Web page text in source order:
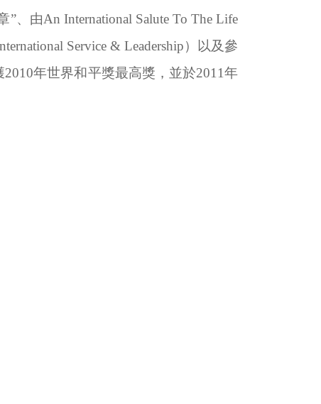
”、由An International Salute To The Life
Service & Leadership）以及參
2010年世界和平獎最高獎，並於2011年